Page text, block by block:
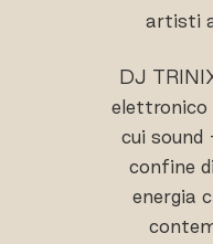
artisti
DJ
elettronico
cui sound
confine
energia